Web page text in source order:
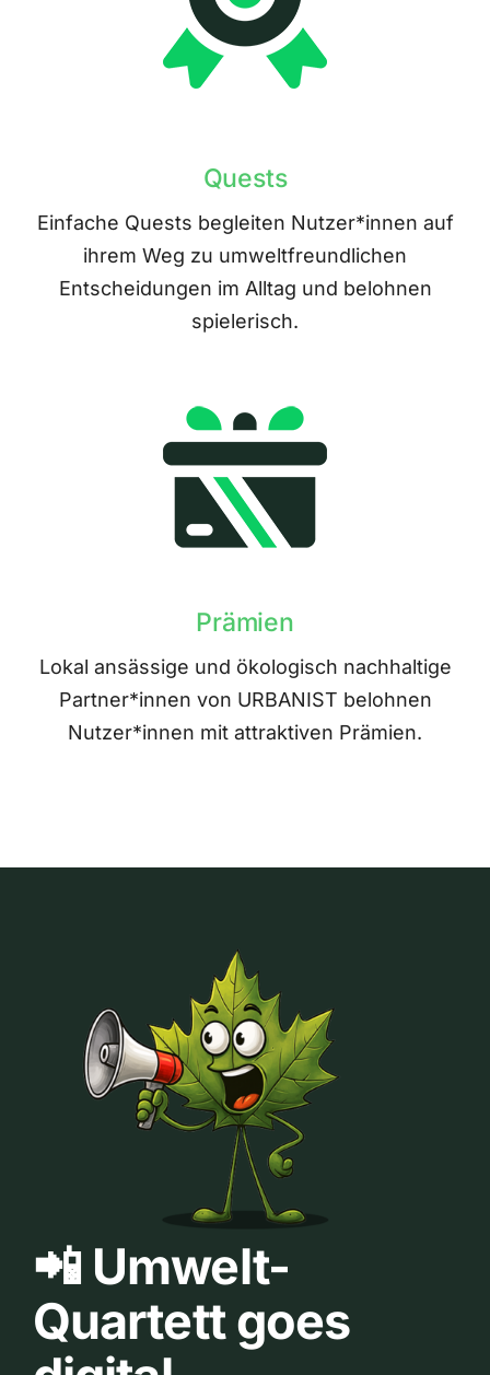
Quests
Einfache Quests begleiten Nutzer*innen auf
ihrem Weg zu umweltfreundlichen
Entscheidungen im Alltag und belohnen
spielerisch.
Prämien
Lokal ansässige und ökologisch nachhaltige
Partner*innen von URBANIST belohnen
Nutzer*innen mit attraktiven Prämien.
📲 Umwelt-
Quartett goes